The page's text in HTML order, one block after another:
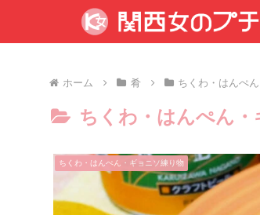
ホーム 肴 ちくわ・はんぺ
ちくわ・はんぺん
ちくわ・はんぺん・ギョニソ練り物